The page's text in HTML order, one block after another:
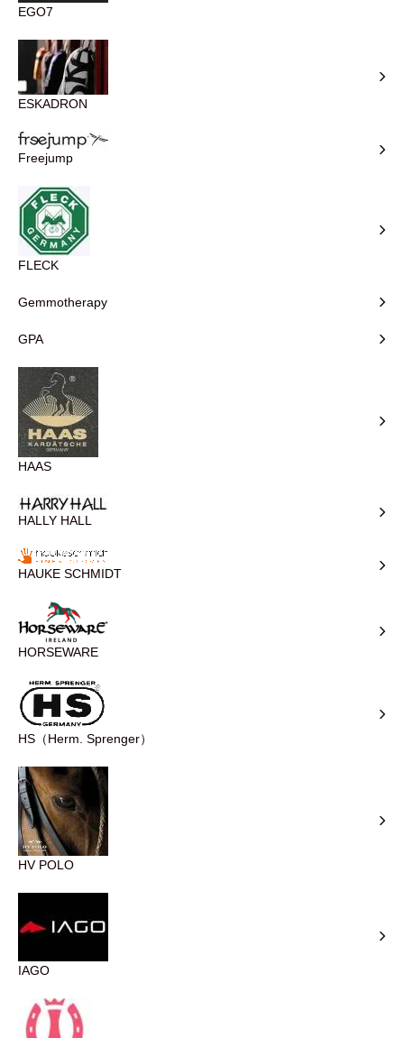
EGO7
ESKADRON
Freejump
FLECK
Gemmotherapy
GPA
HAAS
HALLY HALL
HAUKE SCHMIDT
HORSEWARE
HS（Herm. Sprenger）
HV POLO
IAGO